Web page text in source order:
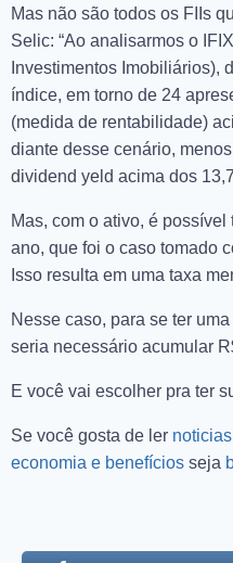
Mas não são todos os FIIs
Selic: “Ao analisarmos o
Investimentos Imobiliários),
índice, em torno de 24
(medida de rentabilidade)
diante desse cenário,
dividend yeld acima dos
Mas, com o ativo, é
ano, que foi o caso tomado
Isso resulta em uma taxa
Nesse caso, para se ter
seria necessário acumular
E você vai escolher pra ter
Se você gosta de ler
economia e benefícios seja